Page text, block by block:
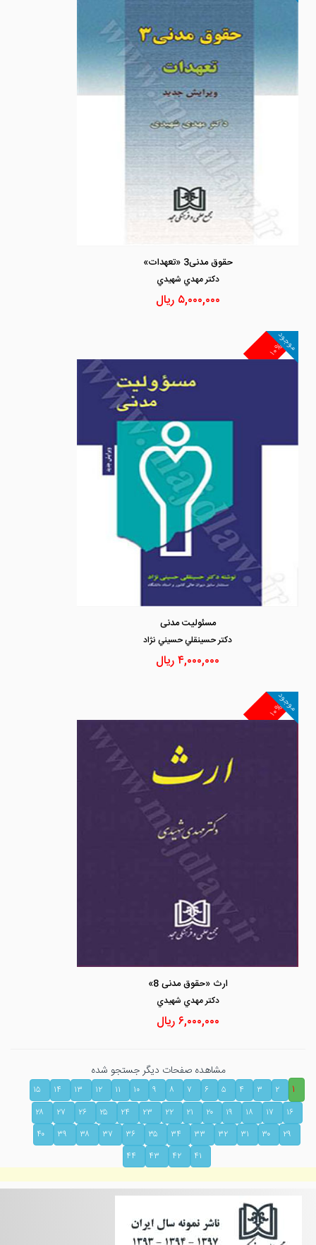
حقوق مدنی3 «تعهدات»
دكتر مهدي شهيدي
۵,۰۰۰,۰۰۰ ریال
۱۰%
موجود
مسئولیت مدنی
دكتر حسينقلي حسيني نژاد
۴,۰۰۰,۰۰۰ریال
۱۰%
موجود
ارث «حقوق مدنی 8»
دكتر مهدي شهيدي
۶,۰۰۰,۰۰۰ریال
مشاهده صفحات دیگر جستجو شده
۱
۲ ۳ ۴ ۵ ۶ ۷ ۸ ۹ ۱۰ ۱۱ ۱۲ ۱۳ ۱۴
۱۵
۱۶
۱۷ ۱۸ ۱۹ ۲۰ ۲۱ ۲۲ ۲۳ ۲۴ ۲۵ ۲۶ ۲۷
۲۸
۲۹
۳۰ ۳۱ ۳۲ ۳۳ ۳۴ ۳۵ ۳۶ ۳۷ ۳۸ ۳۹
۴۰
۴۱
۴۲ ۴۳ ۴۴